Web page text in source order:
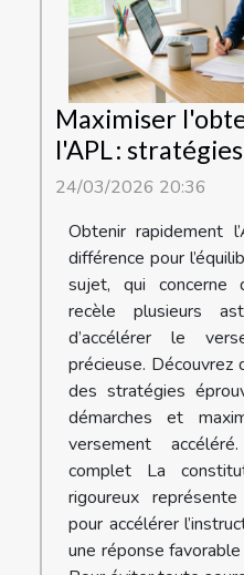
Maximiser
l'APL :
24/03/2026 20:36
Obtenir rapidement
différence pour
sujet, qui concerne
recèle plusieurs
d’accélérer le
précieuse. Découvrez
des stratégies
démarches et
versement
complet La
rigoureux
pour accélérer
une réponse